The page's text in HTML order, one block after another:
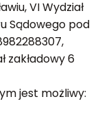
VI Wydział
Sądowego pod
zakładowy 6
jest możliwy: